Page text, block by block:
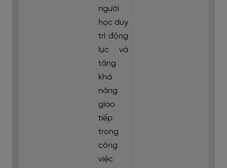
người
học duy
trì động
lực và
tăng
khả
năng
giao
tiếp
trong
công
việc